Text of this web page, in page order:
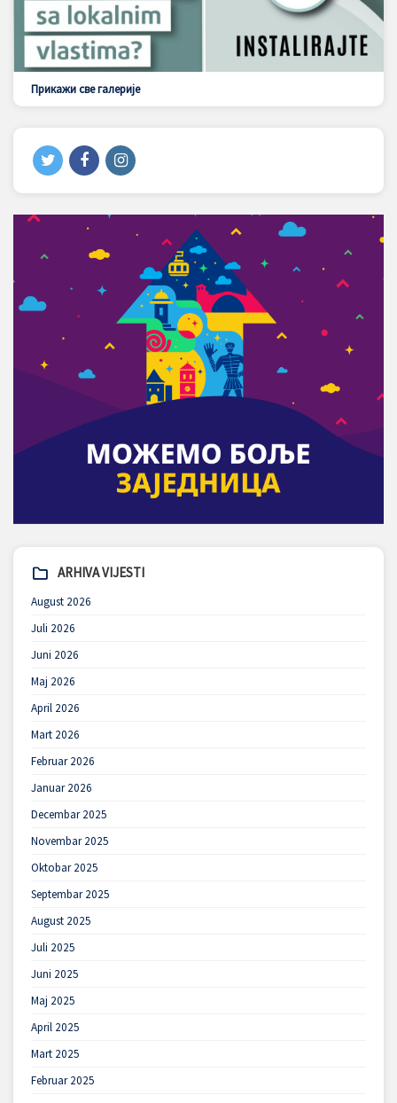
Прикажи све галерије
ARHIVA VIJESTI
August 2026
Juli 2026
Juni 2026
Maj 2026
April 2026
Mart 2026
Februar 2026
Januar 2026
Decembar 2025
Novembar 2025
Oktobar 2025
Septembar 2025
August 2025
Juli 2025
Juni 2025
Maj 2025
April 2025
Mart 2025
Februar 2025